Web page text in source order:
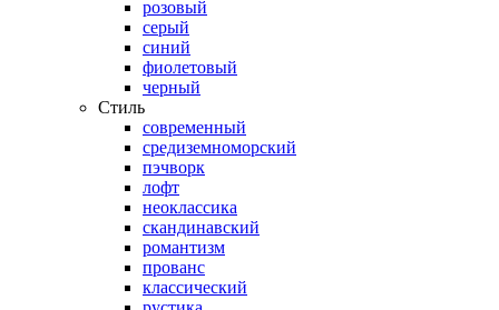
розовый
серый
синий
фиолетовый
черный
Стиль
современный
средиземноморский
пэчворк
лофт
неоклассика
скандинавский
романтизм
прованс
классический